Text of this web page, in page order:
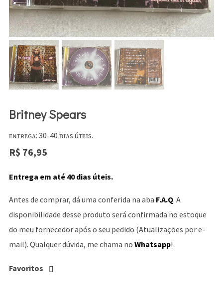
Britney Spears
ᴇɴᴛʀᴇɢᴀ: 30-40 ᴅɪᴀs úᴛᴇɪs.
R$ 76,95
Entrega em até 40 dias úteis.
Antes de comprar, dá uma conferida na aba F.A.Q. A
disponibilidade desse produto será confirmada no estoque
do meu fornecedor após o seu pedido (Atualizações por e-
mail). Qualquer dúvida, me chama no Whatsapp!
Favoritos